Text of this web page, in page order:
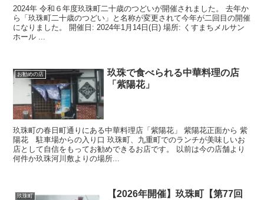
2024年 令和６年度玖珠町二十歳のつどいが開催されました。 去年か
ら「玖珠町二十歳のつどい」と名称が変更されて今年が二回目の開催
になりました。 開催日: 2024年1月14日(日) 場所: くすまちメルサン
ホール ...
お勧めの店
玖珠で食べられる中華料理の店
「紫陽花」
玖珠町の春日町通りにある中華料理店「紫陽花」 紫陽花正面から 紫
陽花 駐車場からの入り口 玖珠町、九重町でのランチが美味しいお
店として自信をもってお勧めできるお店です。 以前は今の店舗より
何件か玖珠河川敷よりの場所...
玖珠町
【2026年開催】玖珠町【第77回